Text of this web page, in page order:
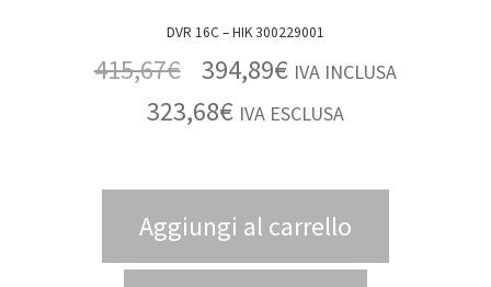
DVR 16C – HIK 300229001
415,67€ 394,89€ IVA INCLUSA
323,68€ IVA ESCLUSA
Aggiungi al carrello